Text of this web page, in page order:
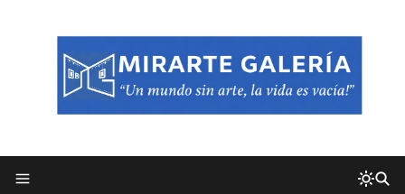
Frutas y Flores Para Colorear Imágenes
Dibujos para Colorear, una Actividad Divertida para Niños y Niñas